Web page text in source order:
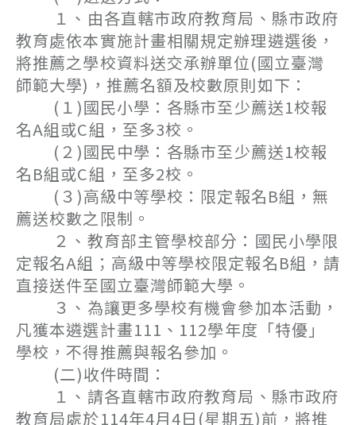
１、由各直轄市政府教育局、縣市政府
教育處依本實施計畫相關規定辦理遴選後，
將推薦之學校資料送交承辦單位(國立臺灣
師範大學)，推薦名額及校數原則如下：
(１)國民小學：各縣市至少薦送1校報
名A組或C組，至多3校。
(２)國民中學：各縣市至少薦送1校報
名B組或C組，至多2校。
(３)高級中等學校：限定報名B組，無
薦送校數之限制。
２、教育部主管學校部分：國民小學限
定報名A組；高級中等學校限定報名B組，請
直接送件至國立臺灣師範大學。
３、為讓更多學校有機會參加本活動，
凡獲本遴選計畫111、112學年度「特優」
學校，不得推薦與報名參加。
(二)收件時間：
１、請各直轄市政府教育局、縣市政府
教育局處於114年4月4日(星期五)前，將推